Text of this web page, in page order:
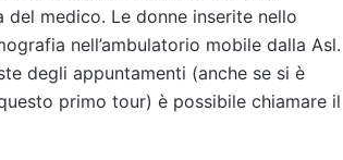
medico. Le donne inserite nello
nell’ambulatorio mobile dalla Asl.
degli appuntamenti (anche se si è
primo tour) è possibile chiamare il